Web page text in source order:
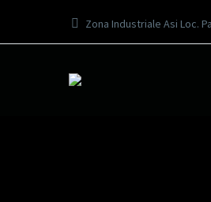
Zona Industriale Asi Loc.